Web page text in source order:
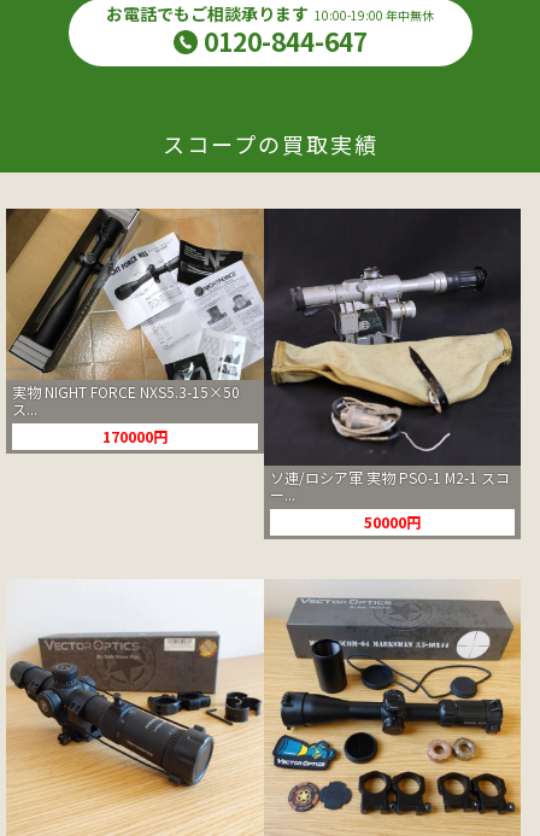
お電話でもご相談承ります 10:00-19:00 年中無休
0120-844-647
スコープの買取実績
実物 NIGHT FORCE NXS5.3-15×50
ス...
170000円
ソ連/ロシア軍 実物 PSO-1 M2-1 スコ
ー...
50000円